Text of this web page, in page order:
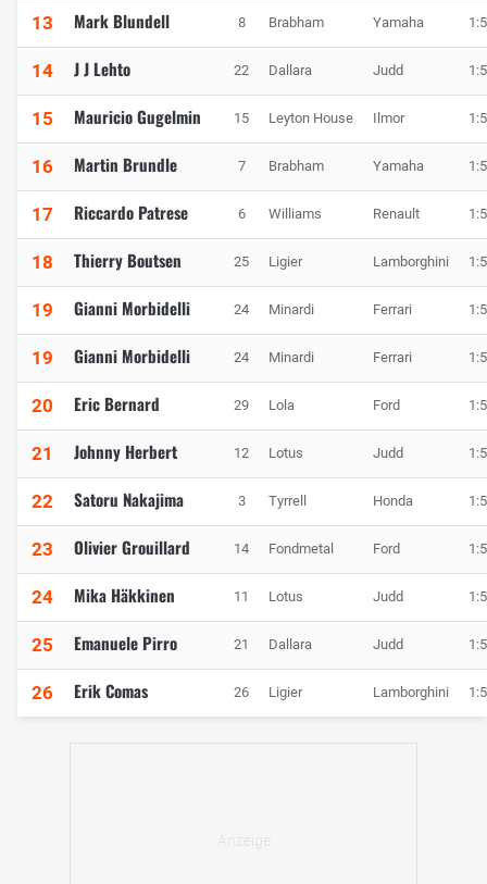
13 Mark Blundell 8 Brabham Yamaha
14 J J Lehto 22 Dallara Judd
15 Mauricio Gugelmin 15 Leyton House Ilmor
16 Martin Brundle 7 Brabham Yamaha
17 Riccardo Patrese 6 Williams Renault
18 Thierry Boutsen 25 Ligier Lamborghini
19 Gianni Morbidelli 24 Minardi Ferrari
19 Gianni Morbidelli 24 Minardi Ferrari
20 Eric Bernard 29 Lola Ford
21 Johnny Herbert 12 Lotus Judd
22 Satoru Nakajima 3 Tyrrell Honda
23 Olivier Grouillard 14 Fondmetal Ford
24 Mika Häkkinen 11 Lotus Judd
25 Emanuele Pirro 21 Dallara Judd
26 Erik Comas 26 Ligier Lamborghini